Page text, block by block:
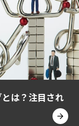
は？注目され